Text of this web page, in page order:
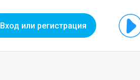
Вход или регистрация